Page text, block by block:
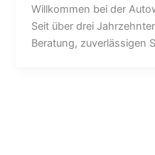
Willkommen bei der
Seit über drei
Beratung, zuverlässigen